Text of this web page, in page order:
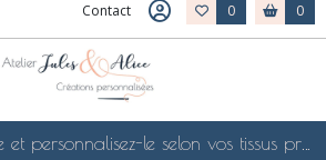
Contact 0 0
Choisissez un modèle et personnalisez-le selon vos tissus préférés de mes collections en ligne, je le confectionnerai selon vos souhaits